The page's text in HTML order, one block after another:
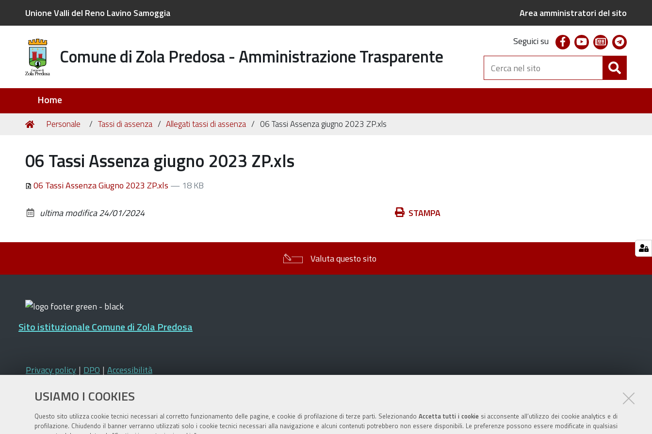
USIAMO I COOKIES
Questo sito utilizza cookie tecnici necessari al corretto funzionamento delle pagine, e cookie di profilazione di terze parti. Selezionando Accetta tutti i cookiesi acconsente all’utilizzo dei cookie analytics e di
profilazione. Chiudendo il banner verranno utilizzati solo i cookie tecnici necessari alla navigazione e alcuni contenuti potrebbero non essere disponibili. Le preferenze possono essere modificate in qualsiasi
Unione Valli del Reno Lavino Samoggia Area amministratori del sito
Comune di Zola Predosa - Amministrazione Trasparente
Seguici su facebookyoutubenewsletter
Cerca
nel
sito
Home
Tu
Home
Personale Tassi di assenza Allegati tassi di assenza 06 Tassi Assenza giugno 2023 ZP.xls
06 Tassi Assenza giugno 2023 ZP.xls
06 Tassi Assenza Giugno 2023 ZP.xls — 18 KB
Azioni STAMPA
ultima modifica24/01/2024
Valuta questo sito
Sito istituzionale Comune di Zola Predosa
Privacy policy | DPO | Accessibilità